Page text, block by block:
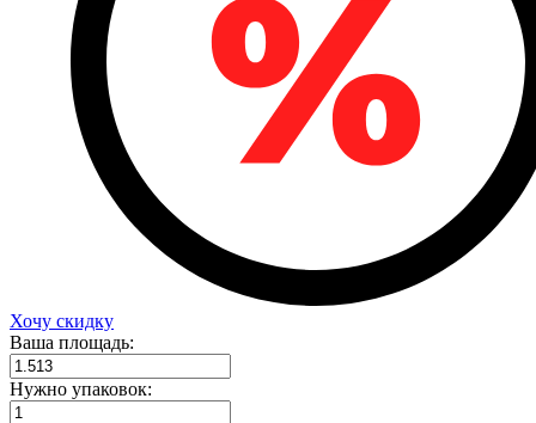
Хочу скидку
Ваша площадь:
Нужно упаковок: